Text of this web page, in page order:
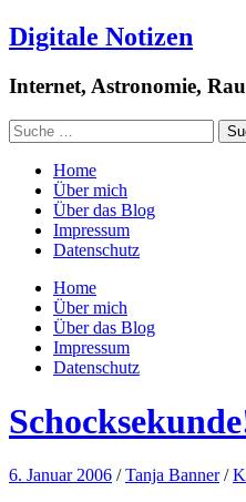
Digitale Notizen
Internet, Astronomie,
Home
Über mich
Über das Blog
Impressum
Datenschutz
Home
Über mich
Über das Blog
Impressum
Datenschutz
6. Januar 2006 /Tanja Banner /